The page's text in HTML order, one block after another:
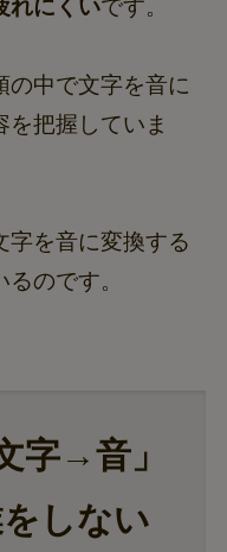
れにくいです。
の中で文字を音に
把握していま
字を音に変換する
のです。
字→音」
しない